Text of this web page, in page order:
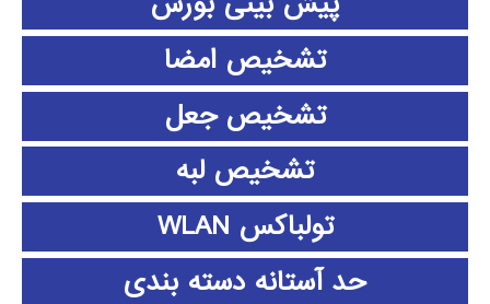
تشخیص امضا
تشخیص جعل
تشخیص لبه
تولباکس WLAN
حد آستانه دسته بندی